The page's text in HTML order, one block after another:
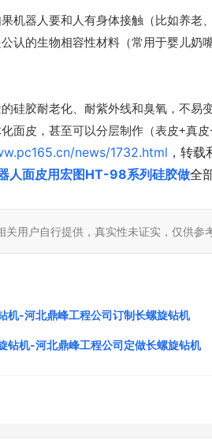
机器人要和人有身体接触（比如养
认的生物相容性材料（常用于婴儿
硅胶耐老化、耐紫外线和臭氧，不
面皮，甚至可以分层制作（表皮+真皮
news/1732.html ，转载
人面皮用宏图HT-98系列硅胶做全
关用户自行提供，真实性未证实，仅供参
机-河北鼎峰工程公司订制长螺旋钻机
钻机-河北鼎峰工程公司定做长螺旋钻机